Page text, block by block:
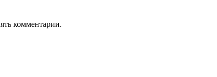
комментарии.